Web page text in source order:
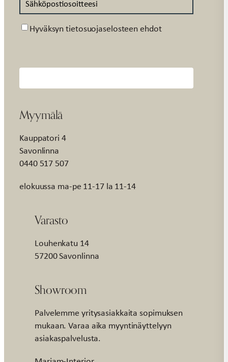
Suostumus
Hyväksyn tietosuojaselosteen ehdot
Myymälä
Kauppatori 4
Savonlinna
0440 517 507
elokuussa ma-pe 11-17 la 11-14
Varasto
Louhenkatu 14
57200 Savonlinna
Showroom
Palvelemme yritysasiakkaita sopimuksen
mukaan. Varaa aika myyntinäyttelyyn
asiakaspalvelusta.